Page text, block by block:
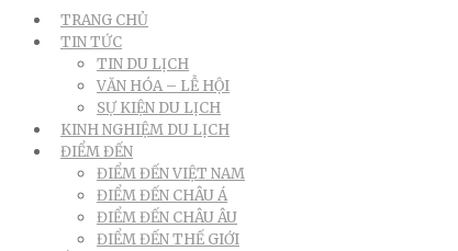
TRANG CHỦ
TIN TỨC
TIN DU LỊCH
VĂN HÓA – LỄ HỘI
SỰ KIỆN DU LỊCH
KINH NGHIỆM DU LỊCH
ĐIỂM ĐẾN
ĐIỂM ĐẾN VIỆT NAM
ĐIỂM ĐẾN CHÂU Á
ĐIỂM ĐẾN CHÂU ÂU
ĐIỂM ĐẾN THẾ GIỚI